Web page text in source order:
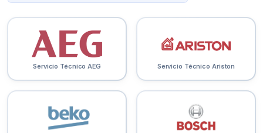
Servicio Técnico AEG Servicio Técnico Ariston